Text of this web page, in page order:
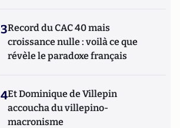
3Record du CAC 40 mais
croissance nulle : voilà ce que
révèle le paradoxe français
4Et Dominique de Villepin
accoucha du villepino-
macronisme